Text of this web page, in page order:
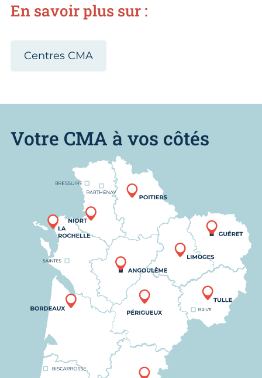
En savoir plus sur :
Centres CMA
Votre CMA à vos côtés